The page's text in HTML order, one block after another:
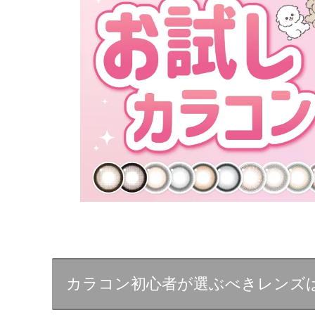
カラコン初心者が選ぶべきレンズ